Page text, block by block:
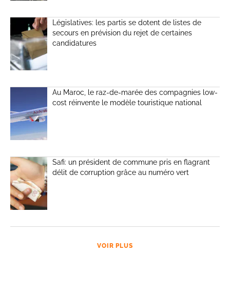
Législatives: les partis se dotent de listes de
secours en prévision du rejet de certaines
candidatures
Au Maroc, le raz-de-marée des compagnies low-
cost réinvente le modèle touristique national
Safi: un président de commune pris en flagrant
délit de corruption grâce au numéro vert
VOIR PLUS